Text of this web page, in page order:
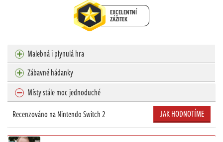
EXCELENTNÍ
ZÁŽITEK
Malebná i plynulá hra
Zábavné hádanky
Místy stále moc jednoduché
Recenzováno na Nintendo Switch 2
JAK HODNOTÍME